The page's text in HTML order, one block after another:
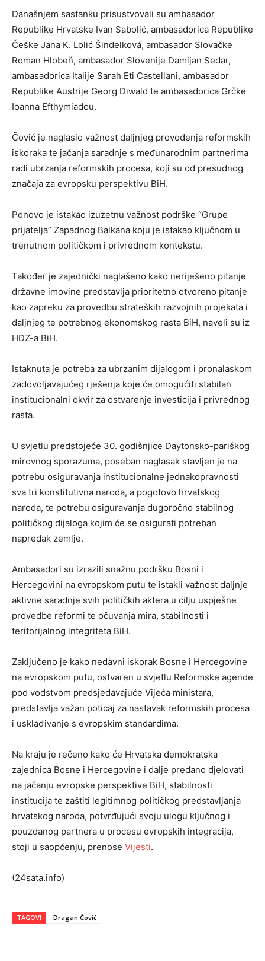
Današnjem sastanku prisustvovali su ambasador
Republike Hrvatske Ivan Sabolić, ambasadorica Republike
Češke Jana K. Lolić Šindelková, ambasador Slovačke
Roman Hlobeň, ambasador Slovenije Damijan Sedar,
ambasadorica Italije Sarah Eti Castellani, ambasador
Republike Austrije Georg Diwald te ambasadorica Grčke
Ioanna Efthymiadou.
Čović je naglasio važnost daljnjeg provođenja reformskih
iskoraka te jačanja saradnje s međunarodnim partnerima
radi ubrzanja reformskih procesa, koji su od presudnog
značaja za evropsku perspektivu BiH.
Ponovo je istakao izuzetnu važnost podrške “Grupe
prijatelja” Zapadnog Balkana koju je istakao ključnom u
trenutnom političkom i privrednom kontekstu.
Također je zajednički naglašeno kako neriješeno pitanje
državne imovine predstavlja prioritetno otvoreno pitanje
kao zapreku za provedbu strateških razvojnih projekata i
daljnjeg te potrebnog ekonomskog rasta BiH, naveli su iz
HDZ-a BiH.
Istaknuta je potreba za ubrzanim dijalogom i pronalaskom
zadovoljavajućeg rješenja koje će omogućiti stabilan
institucionalni okvir za ostvarenje investicija i privrednog
rasta.
U svjetlu predstojeće 30. godišnjice Daytonsko-pariškog
mirovnog sporazuma, poseban naglasak stavljen je na
potrebu osiguravanja institucionalne jednakopravnosti
sva tri konstitutivna naroda, a pogotovo hrvatskog
naroda, te potrebu osiguravanja dugoročno stabilnog
političkog dijaloga kojim će se osigurati potreban
napredak zemlje.
Ambasadori su izrazili snažnu podršku Bosni i
Hercegovini na evropskom putu te istakli važnost daljnje
aktivne saradnje svih političkih aktera u cilju uspješne
provedbe reformi te očuvanja mira, stabilnosti i
teritorijalnog integriteta BiH.
Zaključeno je kako nedavni iskorak Bosne i Hercegovine
na evropskom putu, ostvaren u svjetlu Reformske agende
pod vodstvom predsjedavajuće Vijeća ministara,
predstavlja važan poticaj za nastavak reformskih procesa
i usklađivanje s evropskim standardima.
Na kraju je rečeno kako će Hrvatska demokratska
zajednica Bosne i Hercegovine i dalje predano djelovati
na jačanju evropske perspektive BiH, stabilnosti
institucija te zaštiti legitimnog političkog predstavljanja
hrvatskog naroda, potvrđujući svoju ulogu ključnog i
pouzdanog partnera u procesu evropskih integracija,
stoji u saopćenju, prenose Vijesti.
(24sata.info)
TAGOVI Dragan Čović